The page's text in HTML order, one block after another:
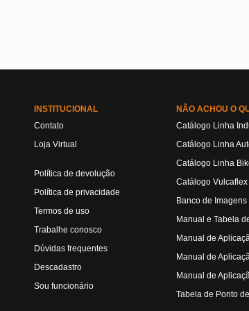
INSTITUCIONAL
Contato
Loja Virtual
Política de devolução
Política de privacidade
Termos de uso
Trabalhe conosco
Dúvidas frequentes
Descadastro
Sou funcionário
NÃO ACHOU O
Catálogo Linha
Catálogo Linha
Catálogo Linha
Catálogo Vulcaflex
Banco de Imagens
Manual e Tabela
Manual de
Manual de
Manual de
Tabela de Ponto